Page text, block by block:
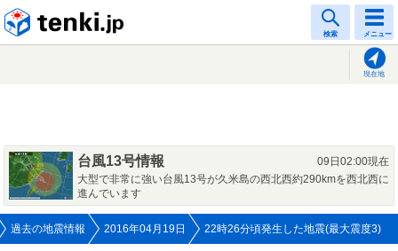
検索 メニュー
現在地
台風13号情報
09日02:00現在
大型で非常に強い台風13号が久米島の西北西約290kmを西北西に
進んでいます
過去の地震情報 2016年04月19日 22時26分頃発生した地震(最大震度3)